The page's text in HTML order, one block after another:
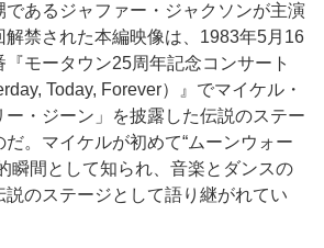
あるジャファー・ジャクソンが主演
解禁された本編映像は、1983年5月16
『モータウン25周年記念コンサート
Today, Forever）』でマイケル・
ー・ジーン」を披露した伝説のステー
。マイケルが初めて“ムーンウォー
瞬間として知られ、音楽とダンスの
説のステージとして語り継がれてい